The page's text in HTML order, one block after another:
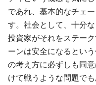
であれ、基本的なチェ
す。社会として、十分
投資家がそれをステー
ーンは安全になるとい
の考え方に必ずしも同
けて戦うような問題でも